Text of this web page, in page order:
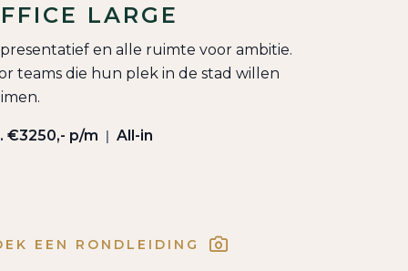
LARGE
en alle ruimte voor ambitie.
teams die hun plek in de stad willen
€3250,- p/m | All-in
EEN RONDLEIDING